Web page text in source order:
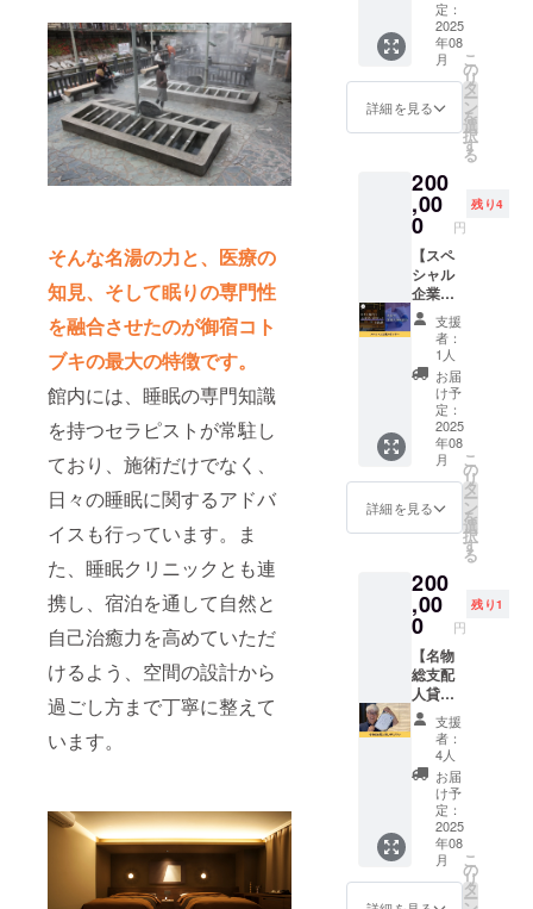
そんな名湯の力と、医療の
知見、そして眠りの専門性
を融合させたのが御宿コト
ブキの最大の特徴です。
館内には、睡眠の専門知識
を持つセラピストが常駐し
ており、施術だけでなく、
日々の睡眠に関するアドバ
イスも行っています。ま
た、睡眠クリニックとも連
携し、宿泊を通して自然と
自己治癒力を高めていただ
けるよう、空間の設計から
過ごし方まで丁寧に整えて
います。
ラウロ
イルア
スパラ
ギン酸
Na、デ
シル グ
液、カ
キタン
ニン、
ヘマチ
ン、
ローズ
マリー
葉油、
レプト
スペル
ムムペ
テルソ
ニイ
油、
ニュウ
コウ
ジュ
油、マ
モン果
皮油、
ローマ
カミツ
レ花 エ
キス、
ローズ
マリー
葉エキ
ス、ニ
ンニク
根エキ
ス、 セ
イヨウ
キズタ
葉 / 茎エ
キス、
ゴムパ
イプ
色：ホ
ワイト
※送料込
みのお
け医療
機器で
はあり
ん。
のサー
ビスプ
ラン：
朝食付
き/夕食
付き ・
能人
数：1支
援につ
き2名様
まで宿
泊可能
※日程は
メール
にて調
整させ
ていた
だきま
す。 ※
有効期
限は
2025年
7月から
2026年
での1年
す。 ※
購入者
様以外
はご使
用いた
だけま
せん。
ギフト
券内容
・宿泊
可能日
数：1泊
2日（利
用可能
翌10
時） ・
お部屋
の概
要・和
室/洋室
・ベッ
ドの
数：2台
・食事
のサー
ビスプ
ラン：
朝食付
き/夕食
付き ・
1支援に
対する
宿泊可
援につ
き2名様
まで宿
泊可能
※送付先
はメー
ルにて
確認さ
せてい
ただき
ます。
※有効期
限は
2025年
7月から
2026年
7月末ま
での1年
ポン
サーに
なれる
権利で
す。 湯
村温泉
郷 御宿
と館内
にあな
たの企
業名と
HPのリ
ンクを
掲載さ
せてい
ただき
ます。
HPと館
内であ
なたの
会社を
PRでき
ます。
※掲載の
大きさ
は購入
変動し
ます。
※掲載す
る内容
はメー
ルにて
確認さ
せてい
ただき
ます。
※ネット
ワーク
販売ま
たは企
業イ
メージ
が相違
する場
定：
2025
年08
月
詳細を見る
こ
の
リ
タ
ー
ン
を
選
択
す
る
200
,00
0 円
残り4
【スペ
シャル
企業ス
ポン
サー】
湯村温
泉郷 御
宿コト
ブキの
企業ス
ポン
サーに
なれる
権利で
す。 湯
コトブ
キのHP
にあな
たの企
業名と
HPのリ
ンクを
掲載さ
せてい
ただき
ます。
HPであ
なたの
会社を
PRでき
ます。
さら
に、1年
支援
者：
1人
お届
け予
定：
2025
年08
月
詳細を見る
こ
の
リ
タ
ー
ン
を
選
択
す
る
200
,00
0 円
残り1
【名物
総支配
人貸し
切りプ
ラン】
5名限定
で湯村
温泉郷
の「御
宿コト
ブキ」
に特別
プラン
で宿泊
支援
者：
4人
お届
け予
定：
2025
年08
月
こ
の
リ
タ
ー